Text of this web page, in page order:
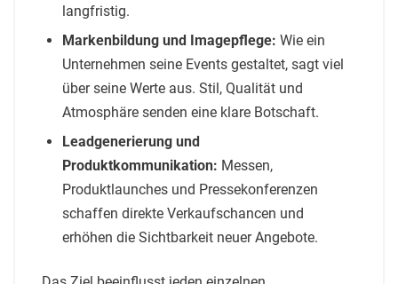
langfristig.
Markenbildung und Imagepflege: Wie ein
Unternehmen seine Events gestaltet, sagt viel
über seine Werte aus. Stil, Qualität und
Atmosphäre senden eine klare Botschaft.
Leadgenerierung und
Produktkommunikation: Messen,
Produktlaunches und Pressekonferenzen
schaffen direkte Verkaufschancen und
erhöhen die Sichtbarkeit neuer Angebote.